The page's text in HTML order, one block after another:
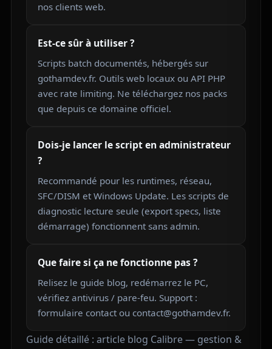
nos clients web.
Est-ce sûr à utiliser ?
Scripts batch documentés, hébergés sur
gothamdev.fr. Outils web locaux ou API PHP
avec rate limiting. Ne téléchargez nos packs
que depuis ce domaine officiel.
Dois-je lancer le script en administrateur
?
Recommandé pour les runtimes, réseau,
SFC/DISM et Windows Update. Les scripts de
diagnostic lecture seule (export specs, liste
démarrage) fonctionnent sans admin.
Que faire si ça ne fonctionne pas ?
Relisez le guide blog, redémarrez le PC,
vérifiez antivirus / pare-feu. Support :
formulaire contact ou contact@gothamdev.fr.
Guide détaillé : article blog Calibre — gestion &